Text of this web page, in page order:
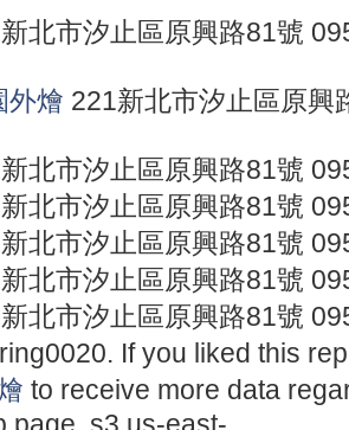
北市汐止區原興路81號
外燴 221新北市汐止區原興
北市汐止區原興路81號
北市汐止區原興路81號
北市汐止區原興路81號
北市汐止區原興路81號
北市汐止區原興路81號
If you liked this
to receive more data
page. s3.us-east-